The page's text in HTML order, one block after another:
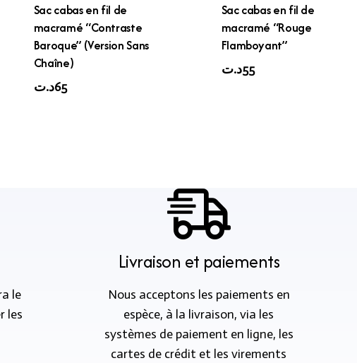
Sac cabas en fil de
macramé “Contraste
Baroque” (Version Sans
Chaîne)
65د.ت
Sac cabas en fil de
macramé “Rouge
Flamboyant”
55د.ت
le
les
Livraison et paiements
Nous acceptons les paiements en
espèce, à la livraison, via les
systèmes de paiement en ligne, les
cartes de crédit et les virements